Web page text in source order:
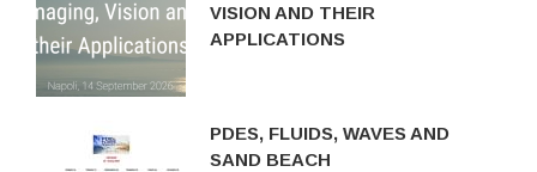
VISION AND THEIR
APPLICATIONS
PDES, FLUIDS, WAVES AND
SAND BEACH